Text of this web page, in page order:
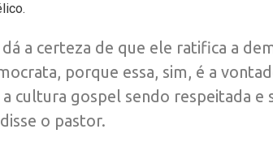
dá a certeza de que ele ratifica a
porque essa, sim, é a
cultura gospel sendo respeitada e
o pastor.